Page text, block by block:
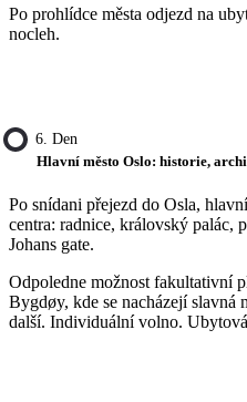
Po prohlídce města odjezd na
nocleh.
6. Den
Hlavní město Oslo: historie,
Po snídani přejezd do Osla,
centra: radnice, královský palác,
Johans gate.
Odpoledne možnost fakultativní
Bygdøy, kde se nacházejí
další. Individuální volno.